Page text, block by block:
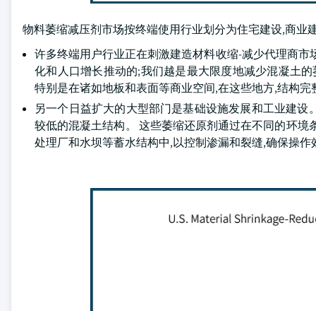
物料萎缩减压剂市场按终端使用行业划分为住宅建设,商业
许多终端用户行业正在刺激建造材料收缩-减少代理商
化和人口增长推动的;我们越是最大限度地减少混凝土
特别是在诸如地板和表面等商业空间,在这些地方,结构
另一个日益扩大的大型部门是基础设施发展和工业建
较低的混凝土结构。 这些萎缩还原剂通过在不同的环
处理厂和水坝等蓄水结构中,以控制渗漏和裂缝,确保操作